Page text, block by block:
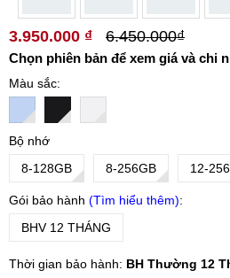
3.950.000 ₫ 6.450.000₫
Chọn phiên bản để xem giá và chi
Màu sắc
Bộ nhớ
8-128GB
8-256GB 12-
Gói bảo hành
Tìm hiểu thêm
BHV 12 THÁNG
Thời gian bảo hành: BH Thường 12